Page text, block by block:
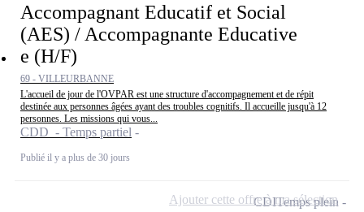
Accompagnant Educatif et Social
(AES) / Accompagnante Educative
e (H/F)
69 - VILLEURBANNE
L'accueil de jour de l'OVPAR est une structure d'accompagnement et de répit
destinée aux personnes âgées ayant des troubles cognitifs. Il accueille jusqu'à 12
personnes. Les missions qui vous...
CDD - Temps partiel
Publié il y a plus de 30 jours
CDITemps plein
Ajouter cette offre à ma sélection